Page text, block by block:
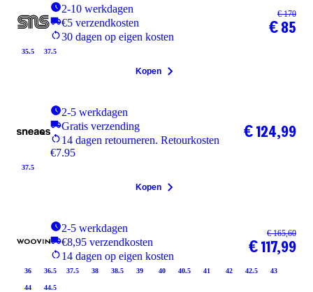
2-10 werkdagen
€5 verzendkosten
30 dagen op eigen kosten
35.5 37.5
€ 170
€ 85
Kopen
2-5 werkdagen
Gratis verzending
14 dagen retourneren. Retourkosten
€7.95
37.5
€ 124,99
Kopen
2-5 werkdagen
€8,95 verzendkosten
14 dagen op eigen kosten
36 36.5 37.5 38 38.5 39 40 40.5 41 42 42.5 43
44 44.5
€ 165,60
€ 117,99